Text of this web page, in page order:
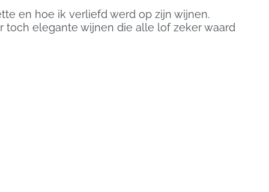
en hoe ik verliefd werd op zijn wijnen.
toch elegante wijnen die alle lof zeker waard